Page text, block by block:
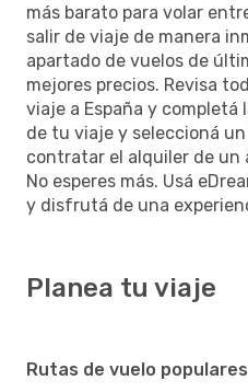
más barato para volar
salir de viaje de manera
apartado de vuelos de
mejores precios. Revisa
viaje a España y completá
de tu viaje y seleccioná
contratar el alquiler de un
No esperes más. Usá
y disfrutá de una
Planea tu viaje
Rutas de vuelo populares